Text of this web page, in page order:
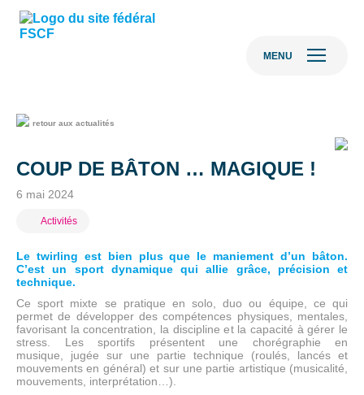
MENU
retour aux actualités
COUP DE BÂTON … MAGIQUE !
6 mai 2024
Activités
Le twirling est bien plus que le maniement d’un bâton.
C’est un sport dynamique qui allie grâce, précision et
technique.
Ce sport mixte se pratique en solo, duo ou équipe, ce qui
permet de développer des compétences physiques, mentales,
favorisant la concentration, la discipline et la capacité à gérer le
stress. Les sportifs présentent une chorégraphie en
musique, jugée sur une partie technique (roulés, lancés et
mouvements en général) et sur une partie artistique (musicalité,
mouvements, interprétation…).